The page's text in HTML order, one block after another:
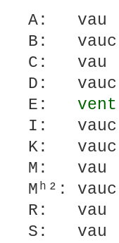
A: vau
B:
C: vau
D:
E: vent
I:
K:
M:
Mʰ²:
R:
S: vau